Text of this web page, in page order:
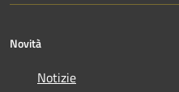
Novità
Notizie